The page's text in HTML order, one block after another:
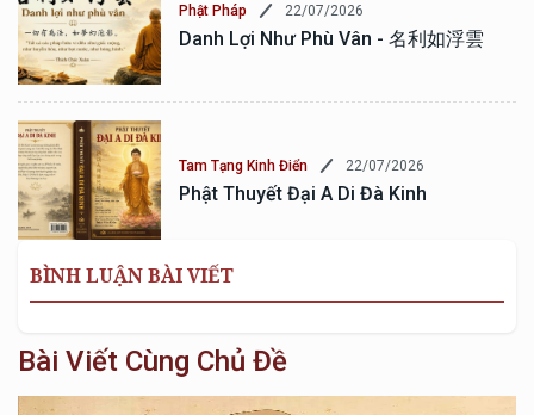
Phật Pháp 22/07/2026
Danh Lợi Như Phù Vân - 名利如浮雲
Tam Tạng Kinh Điển 22/07/2026
Phật Thuyết Đại A Di Đà Kinh
BÌNH LUẬN BÀI VIẾT
Bài Viết Cùng Chủ Đề